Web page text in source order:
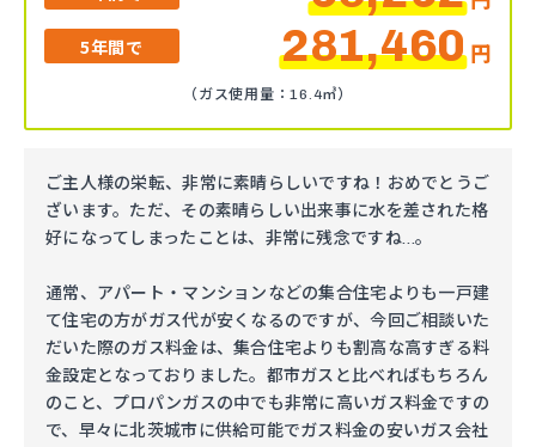
5年間で 281,460円
（ガス使用量：16.4㎥）
ご主人様の栄転、非常に素晴らしいですね！おめでとうご
ざいます。ただ、その素晴らしい出来事に水を差された格
好になってしまったことは、非常に残念ですね…。
通常、アパート・マンションなどの集合住宅よりも一戸建
て住宅の方がガス代が安くなるのですが、今回ご相談いた
だいた際のガス料金は、集合住宅よりも割高な高すぎる料
金設定となっておりました。都市ガスと比べればもちろん
のこと、プロパンガスの中でも非常に高いガス料金ですの
で、早々に北茨城市に供給可能でガス料金の安いガス会社